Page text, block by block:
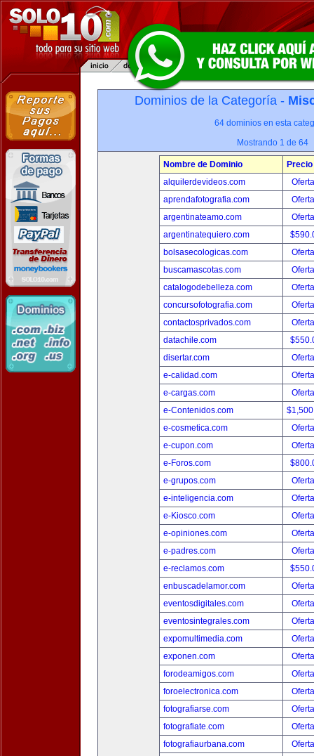
Dominios de la Categoría -
64 dominios en esta
Mostrando 1 de 64
Nombre de Dominio
Precio
alquilerdevideos.com
aprendafotografia.com
argentinateamo.com
argentinatequiero.com
bolsasecologicas.com
buscamascotas.com
catalogodebelleza.com
concursofotografia.com
contactosprivados.com
datachile.com
disertar.com
e-calidad.com
e-cargas.com
e-Contenidos.com
e-cosmetica.com
e-cupon.com
e-Foros.com
e-grupos.com
e-inteligencia.com
e-Kiosco.com
e-opiniones.com
e-padres.com
e-reclamos.com
enbuscadelamor.com
eventosdigitales.com
eventosintegrales.com
expomultimedia.com
exponen.com
forodeamigos.com
foroelectronica.com
fotografiarse.com
fotografiate.com
fotografiaurbana.com